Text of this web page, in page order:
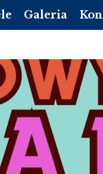
Galeria